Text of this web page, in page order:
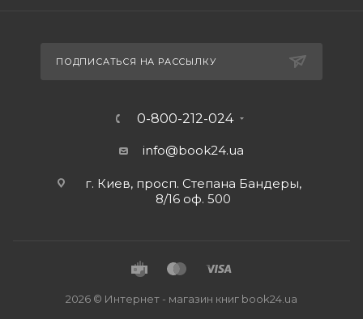
ПОДПИСАТЬСЯ НА РАССЫЛКУ
0-800-212-024
info@book24.ua
г. Киев, просп. Степана Бандеры,
8/16 оф. 500
2026 © Интернет - магазин книг book24.ua